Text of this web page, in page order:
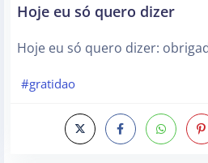
Hoje eu só quero dizer
Hoje eu só quero dizer:
#gratidao